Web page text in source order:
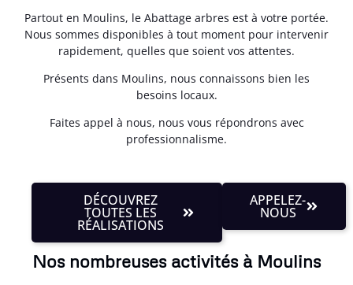
Partout en Moulins, le Abattage arbres est à votre portée.
Nous sommes disponibles à tout moment pour intervenir
rapidement, quelles que soient vos attentes.
Présents dans Moulins, nous connaissons bien les
besoins locaux.
Faites appel à nous, nous vous répondrons avec
professionnalisme.
DÉCOUVREZ
TOUTES LES
RÉALISATIONS
APPELEZ-
NOUS
Nos nombreuses activités à Moulins